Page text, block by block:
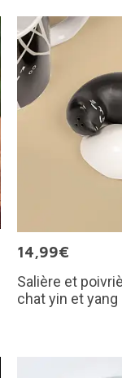
14,99€
Salière et
chat yin et yang